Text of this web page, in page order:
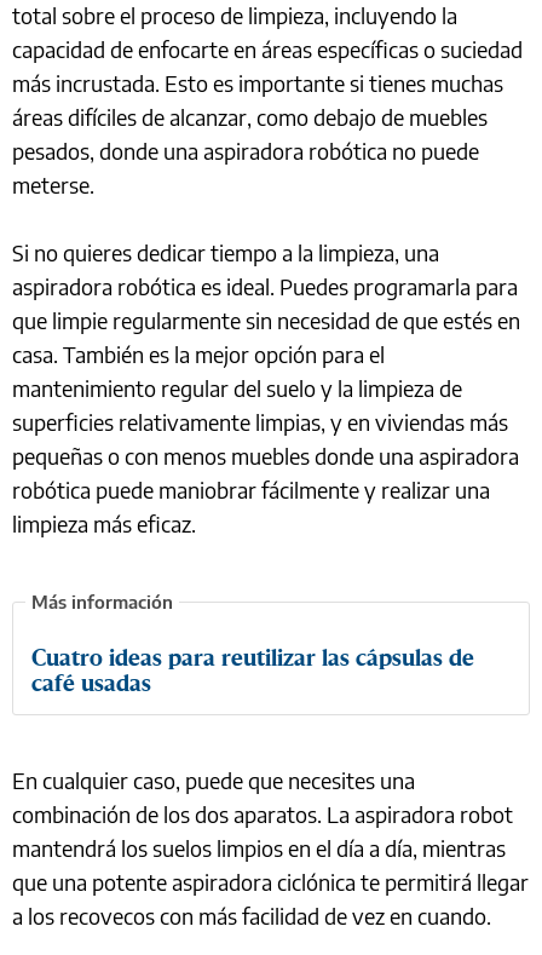
total sobre el proceso de limpieza, incluyendo la
capacidad de enfocarte en áreas específicas o suciedad
más incrustada. Esto es importante si tienes muchas
áreas difíciles de alcanzar, como debajo de muebles
pesados, donde una aspiradora robótica no puede
meterse.
Si no quieres dedicar tiempo a la limpieza, una
aspiradora robótica es ideal. Puedes programarla para
que limpie regularmente sin necesidad de que estés en
casa. También es la mejor opción para el
mantenimiento regular del suelo y la limpieza de
superficies relativamente limpias, y en viviendas más
pequeñas o con menos muebles donde una aspiradora
robótica puede maniobrar fácilmente y realizar una
limpieza más eficaz.
Cuatro ideas para reutilizar las cápsulas de
café usadas
En cualquier caso, puede que necesites una
combinación de los dos aparatos. La aspiradora robot
mantendrá los suelos limpios en el día a día, mientras
que una potente aspiradora ciclónica te permitirá llegar
a los recovecos con más facilidad de vez en cuando.